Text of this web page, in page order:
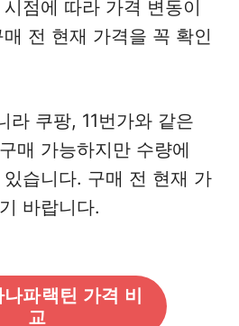
점에 따라 가격 변동이
전 현재 가격을 꼭 확인
라 쿠팡, 11번가와 같은
매 가능하지만 수량에
습니다. 구매 전 현재 가
바랍니다.
파랙틴 가격 비
교